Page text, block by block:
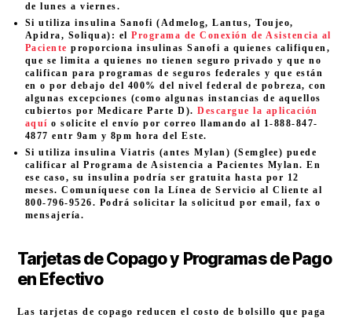
de lunes a viernes.
Si utiliza insulina Sanofi (Admelog, Lantus, Toujeo,
Apidra, Soliqua): elPrograma de Conexión de Asistencia al
Paciente proporciona insulinas Sanofi a quienes califiquen,
que se limita a quienes no tienen seguro privado y que no
califican para programas de seguros federales y que están
en o por debajo del 400% del nivel federal de pobreza, con
algunas excepciones (como algunas instancias de aquellos
cubiertos por Medicare Parte D).Descargue la aplicación
aquí o solicite el envío por correo llamando al 1-888-847-
4877 entr 9am y 8pm hora del Este.
Si utiliza insulina Viatris (antes Mylan) (Semglee) puede
calificar al Programa de Asistencia a Pacientes Mylan. En
ese caso, su insulina podría ser gratuita hasta por 12
meses. Comuníquese con la Línea de Servicio al Cliente al
800-796-9526. Podrá solicitar la solicitud por email, fax o
mensajería.
Tarjetas de Copago y Programas de Pago
en Efectivo
Las tarjetas de copago reducen el costo de bolsillo que paga